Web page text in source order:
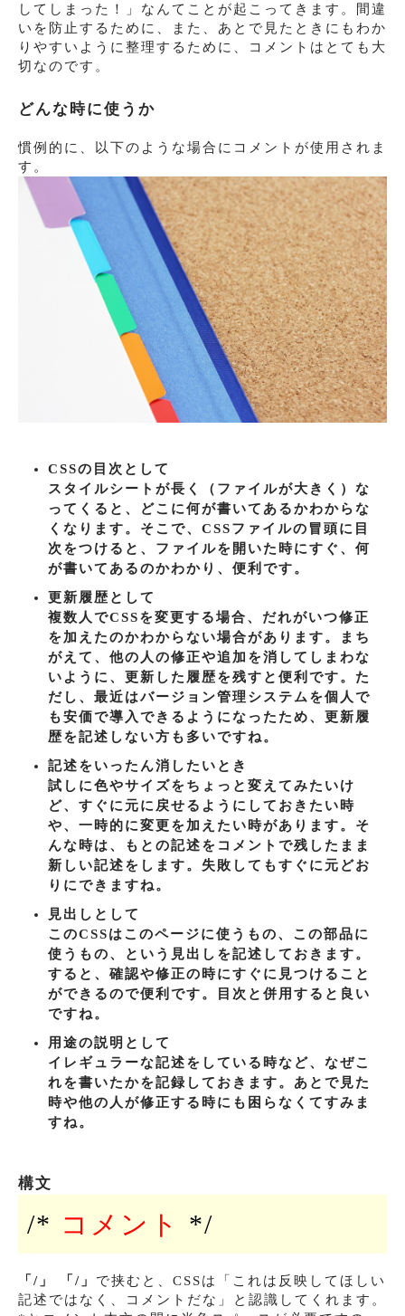
してしまった！」なんてことが起こってきます。間違
いを防止するために、また、あとで見たときにもわか
りやすいように整理するために、コメントはとても大
切なのです。
どんな時に使うか
慣例的に、以下のような場合にコメントが使用されま
す。
CSSの目次として
スタイルシートが長く（ファイルが大きく）な
ってくると、どこに何が書いてあるかわからな
くなります。そこで、CSSファイルの冒頭に目
次をつけると、ファイルを開いた時にすぐ、何
が書いてあるのかわかり、便利です。
更新履歴として
複数人でCSSを変更する場合、だれがいつ修正
を加えたのかわからない場合があります。まち
がえて、他の人の修正や追加を消してしまわな
いように、更新した履歴を残すと便利です。た
だし、最近はバージョン管理システムを個人で
も安価で導入できるようになったため、更新履
歴を記述しない方も多いですね。
記述をいったん消したいとき
試しに色やサイズをちょっと変えてみたいけ
ど、すぐに元に戻せるようにしておきたい時
や、一時的に変更を加えたい時があります。そ
んな時は、もとの記述をコメントで残したまま
新しい記述をします。失敗してもすぐに元どお
りにできますね。
見出しとして
このCSSはこのページに使うもの、この部品に
使うもの、という見出しを記述しておきます。
すると、確認や修正の時にすぐに見つけること
ができるので便利です。目次と併用すると良い
ですね。
用途の説明として
イレギュラーな記述をしている時など、なぜこ
れを書いたかを記録しておきます。あとで見た
時や他の人が修正する時にも困らなくてすみま
すね。
構文
/* コメント */
「/ 」 「 /」 で挟むと、CSSは「これは反映してほしい
記述ではなく、コメントだな」と認識してくれます。